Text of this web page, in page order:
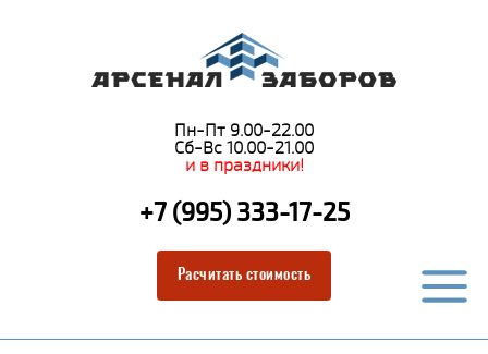
Пн-Пт 9.00-22.00
Сб-Вс 10.00-21.00
и в праздники!
+7 (995) 333-17-25
Расчитать стоимость